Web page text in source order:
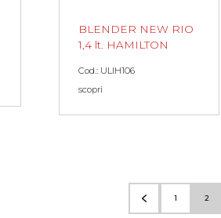
BLENDER NEW RIO
1,4 lt. HAMILTON
Cod.: ULIH106
scopri
1 2